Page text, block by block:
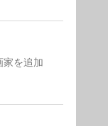
を追加